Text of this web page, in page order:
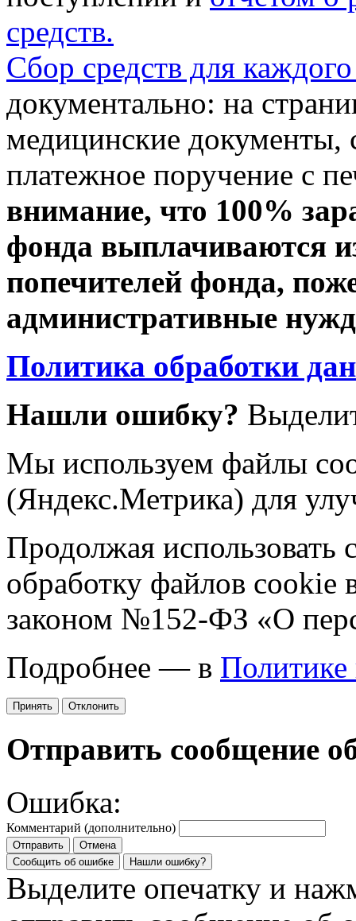
средств.
Сбор средств для
документально: на
медицинские документы,
платежное поручение с
внимание, что 100%
фонда выплачиваются
попечителей фонда,
административные
Политика обработки
Нашли ошибку?
Мы используем файлы
(Яндекс.Метрика) для
Продолжая использовать
обработку файлов cookie
законом №152-ФЗ «О
Подробнее — в Политике
Принять Отклонить
Отправить сообщение
Ошибка:
Комментарий (дополнительно)
Отправить
Отмена
Сообщить об ошибке
Нашли ошибку?
Выделите опечатку и